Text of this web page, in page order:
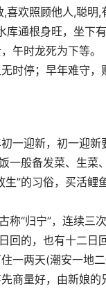
喜欢照顾他人,聪明,
通根身旺，坐下
午时龙死为下等。
时停；早年难守，
一迎新，初一迎
一般备发菜、生菜
”的习俗，买活鲤
称“归宁”，连续三
回的，也有十二日
一两天(潮安一地
商量好，由新娘